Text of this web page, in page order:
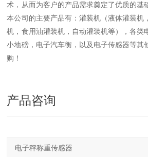
术，从而为客户的产品需求奠定了优质的基
本公司的主要产品有：灌装机（液体灌装机
机，食用油灌装机，自动灌装机等），各类
小地磅，电子汽车衡，以及电子传感器等其
购！
产品咨询